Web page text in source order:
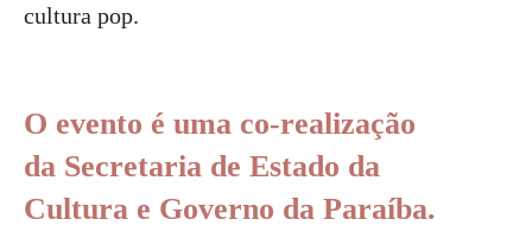
cultura pop.
O evento é uma co-realização
da Secretaria de Estado da
Cultura e Governo da Paraíba.